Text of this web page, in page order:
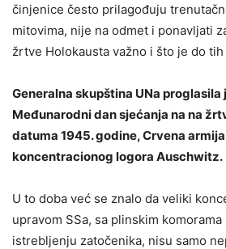
činjenice često prilagođuju
mitovima, nije na odmet i ponavljati
žrtve Holokausta važno i što je do
Generalna skupština UNa proglasila
Međunarodni dan sjećanja na na
datuma 1945. godine, Crvena
koncentracionog logora Auschwitz.
U to doba već se znalo da veliki
upravom SSa, sa plinskim
istrebljenju zatočenika, nisu samo